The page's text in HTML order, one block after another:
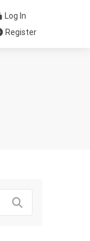
Log In
Register